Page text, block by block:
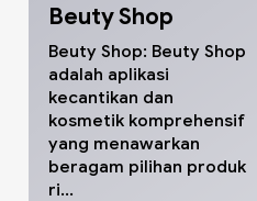
Beuty Shop
Beuty Shop: Beuty Shop
adalah aplikasi
kecantikan dan
kosmetik komprehensif
yang menawarkan
beragam pilihan produk
ri...